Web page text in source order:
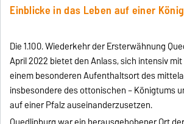
Einblicke in das Leben auf einer
Die 1.100. Wiederkehr der Ersterwähnung
April 2022 bietet den Anlass, sich intensiv
einem besonderen Aufenthaltsort des
insbesondere des ottonischen – Königtums
auf einer Pfalz auseinanderzusetzen.